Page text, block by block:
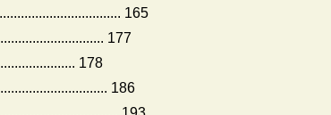
165
177
178
186